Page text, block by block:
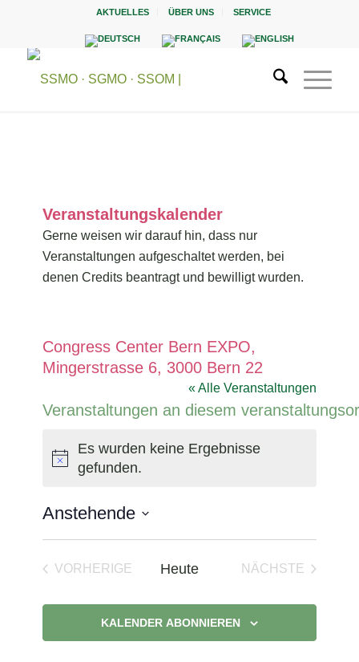
AKTUELLES ÜBER UNS SERVICE
Veranstaltungskalender
Gerne weisen wir darauf hin, dass nur
Veranstaltungen aufgeschaltet werden, bei
denen Credits beantragt und bewilligt wurden.
Congress Center Bern EXPO,
Mingerstrasse 6, 3000 Bern 22
« Alle Veranstaltungen
Veranstaltungen an diesem
Hinweis
Es wurden keine Ergebnisse
gefunden.
Anstehende
VORHERIGE
Heute
NÄCHSTE
KALENDER ABONNIEREN